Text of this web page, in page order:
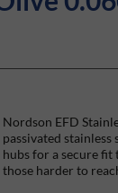
Nordson EFD
passivated
hubs for a secure fit
those harder to